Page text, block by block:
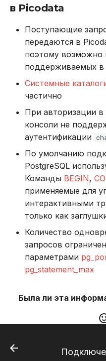
в Picodata
Поступающие
передаются в
поэтому возможно
поддерживаемых в
Системные
частично
При авторизации в
консоли не
аутентификации
По умолчанию
PostgreSQL
Команды BEGIN,
применяемые для
интерактивными
только как
Количество
запросов
параметрами
pg_statement_max
Была ли эта